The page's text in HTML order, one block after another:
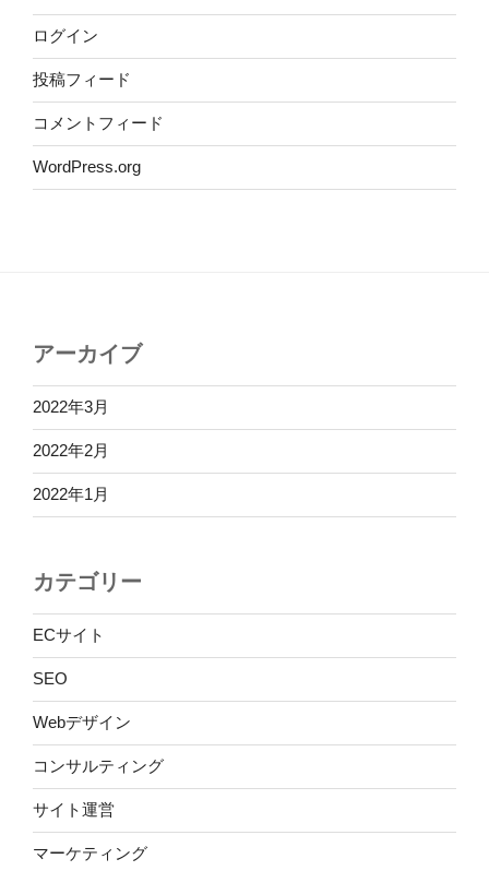
ログイン
投稿フィード
コメントフィード
WordPress.org
アーカイブ
2022年3月
2022年2月
2022年1月
カテゴリー
ECサイト
SEO
Webデザイン
コンサルティング
サイト運営
マーケティング